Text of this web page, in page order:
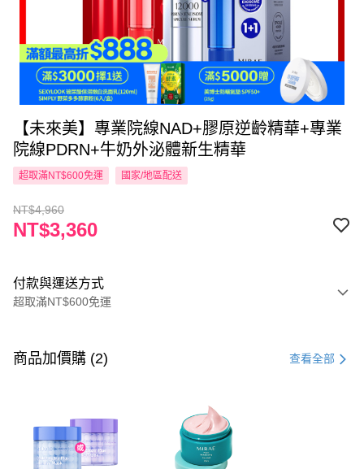
【未來美】專業院線NAD+膠原逆齡精華+專業
院線PDRN+牛奶外泌體新生精華
超取滿NT$600免運 國家/地區配送
NT$4,960
NT$3,360
付款與運送方式
超取滿NT$600免運
信用卡一次付款
Apple Pay
商品加價購 (2) 查看全部